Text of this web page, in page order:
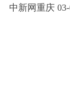
中新网重庆